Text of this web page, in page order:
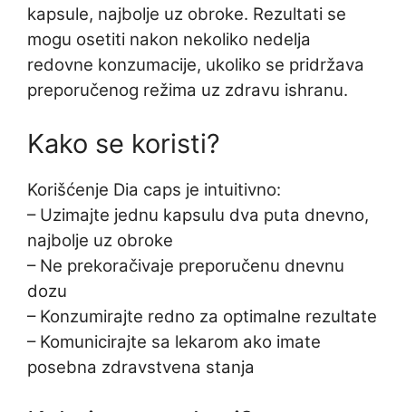
kapsule, najbolje uz obroke. Rezultati se
mogu osetiti nakon nekoliko nedelja
redovne konzumacije, ukoliko se pridržava
preporučenog režima uz zdravu ishranu.
Kako se koristi?
Korišćenje Dia caps je intuitivno:
– Uzimajte jednu kapsulu dva puta dnevno,
najbolje uz obroke
– Ne prekoračivaje preporučenu dnevnu
dozu
– Konzumirajte redno za optimalne rezultate
– Komunicirajte sa lekarom ako imate
posebna zdravstvena stanja